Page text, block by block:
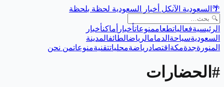
🌴 السعودية الآنكل أخبار السعودية لحظة بلحظة
الرئيسيةفعالياتطعاممنوعاتأخبار أماكنأخبار
السعوديةسياحة الدمامالرياضالطائفالمدينة
المنورةجدةمكة اقتصادرياضةمحلياتتقنيةمنوعاتمن نحن
# الحضارات